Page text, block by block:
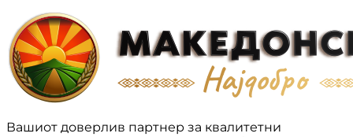
Вашиот доверлив партнер за квалитетни